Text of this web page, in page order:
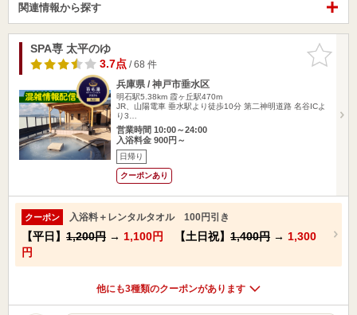
関連情報から探す
お気に入
りに追加
SPA専 太平のゆ
3.7点/ 68 件
兵庫県 / 神戸市垂水区
明石駅5.38km 霞ヶ丘駅470m
JR、山陽電車 垂水駅より徒歩10分 第二神明道路 名谷ICよ
り3…
営業時間 10:00～24:00
入浴料金 900円～
日帰り
クーポンあり
クーポン 入浴料＋レンタルタオル 100円引き
【平日】 1,200円 → 1,100円 【土日祝】 1,400円 → 1,300
円
他にも3種類のクーポンがあります